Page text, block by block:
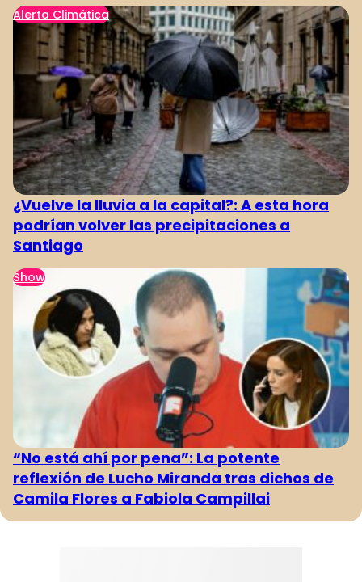
Alerta Climática
¿Vuelve la lluvia a la capital?: A esta hora
podrían volver las precipitaciones a
Santiago
Show
“No está ahí por pena”: La potente
reflexión de Lucho Miranda tras dichos de
Camila Flores a Fabiola Campillai